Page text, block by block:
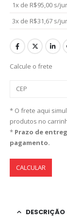
1x de R$95,00 s/
3x de R$31,67 s/
Calcule o frete
* O frete aqui
produtos no
* Prazo de
pagamento.
CALCULAR
DESCRIÇÃO